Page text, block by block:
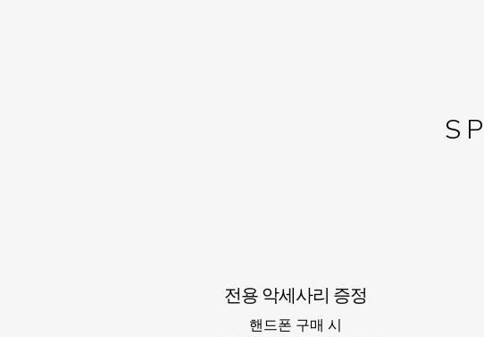
전용 악세사리 증정
핸드폰 구매 시